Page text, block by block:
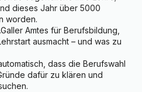
dieses Jahr über 5000
worden.
Amtes für Berufsbildung,
ausmacht – und was zu
dass die Berufswahl
dafür zu klären und